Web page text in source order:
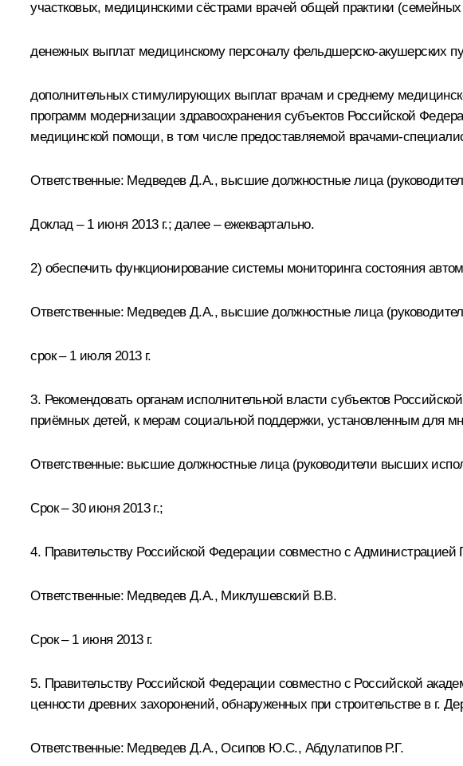
участковых, медицинскими сёстрами врачей общей практики
денежных выплат медицинскому персоналу фельдшерско-акушерских
дополнительных стимулирующих выплат врачам и среднему
программ модернизации здравоохранения субъектов Российской
медицинской помощи, в том числе предоставляемой врачами-
Ответственные: Медведев Д.А., высшие должностные лица
Доклад – 1 июня 2013 г.; далее – ежеквартально.
2) обеспечить функционирование системы мониторинга состояния
Ответственные: Медведев Д.А., высшие должностные лица
срок – 1 июля 2013 г.
3. Рекомендовать органам исполнительной власти субъектов
приёмных детей, к мерам социальной поддержки, установленным для
Ответственные: высшие должностные лица (руководители высших
Срок – 30 июня 2013 г.;
4. Правительству Российской Федерации совместно с Администрацией
Ответственные: Медведев Д.А., Миклушевский В.В.
Срок – 1 июня 2013 г.
5. Правительству Российской Федерации совместно с Российской
ценности древних захоронений, обнаруженных при строительстве в г.
Ответственные: Медведев Д.А., Осипов Ю.С., Абдулатипов Р.Г.